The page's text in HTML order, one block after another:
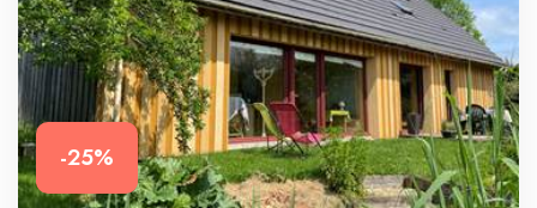
-25%